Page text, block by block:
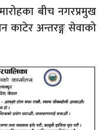
बीच नगरप्रमुख
काटेर अन्तरङ्ग सेवाको